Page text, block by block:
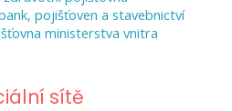
pojišťoven a stavebnictví
ministerstva vnitra
sítě